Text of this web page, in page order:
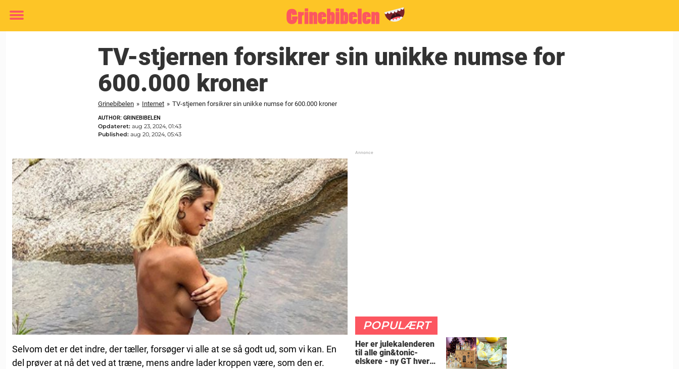
Toggle
TV-stjernen forsikrer sin unikke numse for
600.000 kroner
Grinebibelen » Internet » TV-stjernen forsikrer sin unikke numse for 600.000 kroner
AUTHOR: GRINEBIBELEN
Opdateret: aug 23, 2024, 01:43
Published: aug 20, 2024, 05:43
Selvom det er det indre, der tæller, forsøger vi alle at se så godt ud, som vi kan. En
del prøver at nå det ved at træne, mens andre lader kroppen være, som den er.
POPULÆRT
Her er julekalenderen
til alle gin&tonic-
elskere - ny GT hver